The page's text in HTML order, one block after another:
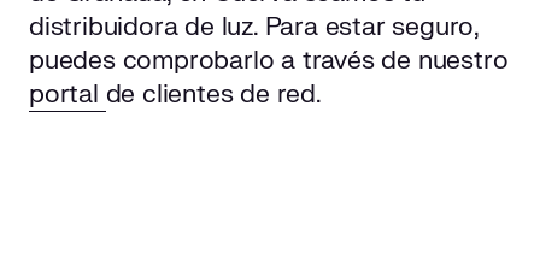
distribuidora de luz. Para estar seguro,
puedes comprobarlo a través de nuestro
portal de clientes de red.